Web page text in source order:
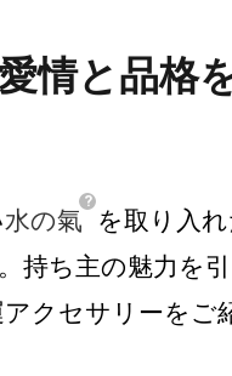
情と品格
水の氣
を取り入
持ち主の魅力を
クセサリーをご